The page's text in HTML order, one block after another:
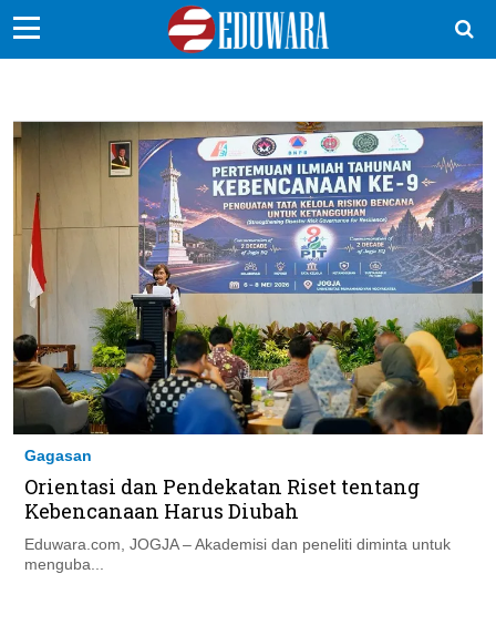
Sekolah Kita
Kampus
Idea
Sains
EduDana
Ikuti Kami di:
Gagasan
Orientasi dan Pendekatan Riset tentang
Kebencanaan Harus Diubah
Eduwara.com, JOGJA – Akademisi dan peneliti diminta untuk
menguba...